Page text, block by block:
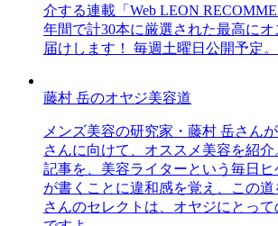
介する連載「Web LEON
年間で計30本に厳選された最高に
届けします！ 毎週土曜日公開予定。
藤村 岳のオヤジ美容道
メンズ美容の研究家・藤村 岳さん
さんに向けて、オススメ美容を紹
記事を、美容ライターという毎日
が書くことに違和感を覚え、この
さんのセレクトは、オヤジにとっ